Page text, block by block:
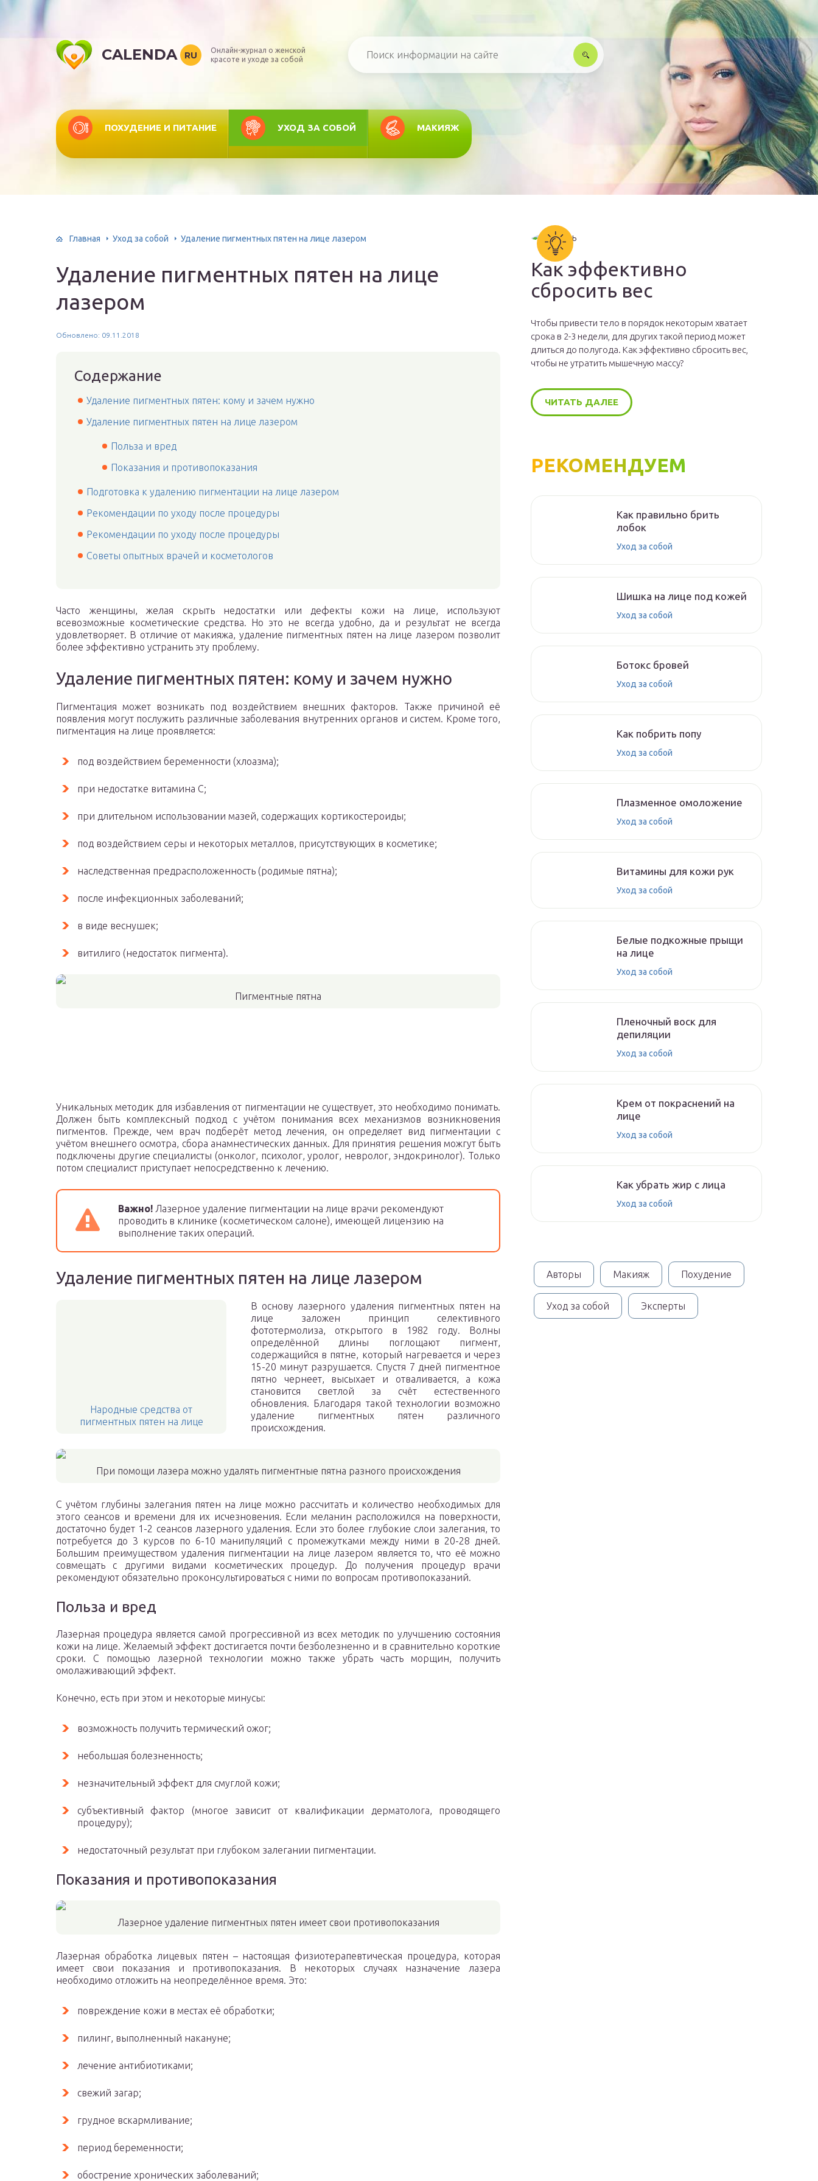
CALENDA RU
Онлайн-журнал о женской
красоте и уходе за собой
ПОХУДЕНИЕ И ПИТАНИЕ УХОД ЗА СОБОЙ МАКИЯЖ
Главная Уход за собой Удаление пигментных пятен на лице лазером
Удаление пигментных пятен на лице
лазером
Обновлено: 09.11.2018
Содержание
Удаление пигментных пятен: кому и зачем нужно
Удаление пигментных пятен на лице лазером
Польза и вред
Показания и противопоказания
Подготовка к удалению пигментации на лице лазером
Рекомендации по уходу после процедуры
Рекомендации по уходу после процедуры
Советы опытных врачей и косметологов
Часто женщины, желая скрыть недостатки или дефекты кожи на лице, используют
всевозможные косметические средства. Но это не всегда удобно, да и результат не всегда
удовлетворяет. В отличие от макияжа, удаление пигментных пятен на лице лазером позволит
более эффективно устранить эту проблему.
Удаление пигментных пятен: кому и зачем нужно
Пигментация может возникать под воздействием внешних факторов. Также причиной её
появления могут послужить различные заболевания внутренних органов и систем. Кроме того,
пигментация на лице проявляется:
под воздействием беременности (хлоазма);
при недостатке витамина С;
при длительном использовании мазей, содержащих кортикостероиды;
под воздействием серы и некоторых металлов, присутствующих в косметике;
наследственная предрасположенность (родимые пятна);
после инфекционных заболеваний;
в виде веснушек;
витилиго (недостаток пигмента).
Пигментные пятна
Уникальных методик для избавления от пигментации не существует, это необходимо понимать.
Должен быть комплексный подход с учётом понимания всех механизмов возникновения
пигментов. Прежде, чем врач подберёт метод лечения, он определяет вид пигментации с
учётом внешнего осмотра, сбора анамнестических данных. Для принятия решения можгут быть
подключены другие специалисты (онколог, психолог, уролог, невролог, эндокринолог). Только
потом специалист приступает непосредственно к лечению.
Важно! Лазерное удаление пигментации на лице врачи рекомендуют
проводить в клинике (косметическом салоне), имеющей лицензию на
выполнение таких операций.
Удаление пигментных пятен на лице лазером
Народные средства от
пигментных пятен на лице
В основу лазерного удаления пигментных пятен на
лице заложен принцип селективного
фототермолиза, открытого в 1982 году. Волны
определённой длины поглощают пигмент,
содержащийся в пятне, который нагревается и через
15-20 минут разрушается. Спустя 7 дней пигментное
пятно чернеет, высыхает и отваливается, а кожа
становится светлой за счёт естественного
обновления. Благодаря такой технологии возможно
удаление пигментных пятен различного
происхождения.
При помощи лазера можно удалять пигментные пятна разного происхождения
С учётом глубины залегания пятен на лице можно рассчитать и количество необходимых для
этого сеансов и времени для их исчезновения. Если меланин расположился на поверхности,
достаточно будет 1-2 сеансов лазерного удаления. Если это более глубокие слои залегания, то
потребуется до 3 курсов по 6-10 манипуляций с промежутками между ними в 20-28 дней.
Большим преимуществом удаления пигментации на лице лазером является то, что её можно
совмещать с другими видами косметических процедур. До получения процедур врачи
рекомендуют обязательно проконсультироваться с ними по вопросам противопоказаний.
Польза и вред
Лазерная процедура является самой прогрессивной из всех методик по улучшению состояния
кожи на лице. Желаемый эффект достигается почти безболезненно и в сравнительно короткие
сроки. С помощью лазерной технологии можно также убрать часть морщин, получить
омолаживающий эффект.
Конечно, есть при этом и некоторые минусы:
возможность получить термический ожог;
небольшая болезненность;
незначительный эффект для смуглой кожи;
субъективный фактор (многое зависит от квалификации дерматолога, проводящего
процедуру);
недостаточный результат при глубоком залегании пигментации.
Показания и противопоказания
Лазерное удаление пигментных пятен имеет свои противопоказания
Лазерная обработка лицевых пятен – настоящая физиотерапевтическая процедура, которая
имеет свои показания и противопоказания. В некоторых случаях назначение лазера
необходимо отложить на неопределённое время. Это:
повреждение кожи в местах её обработки;
пилинг, выполненный накануне;
лечение антибиотиками;
свежий загар;
грудное вскармливание;
период беременности;
обострение хронических заболеваний;
Как эффективно
сбросить вес
Чтобы привести тело в порядок некоторым хватает
срока в 2-3 недели, для других такой период может
длиться до полугода. Как эффективно сбросить вес,
чтобы не утратить мышечную массу?
ЧИТАТЬ ДАЛЕЕ
РЕКОМЕНДУЕМ
Как правильно брить
лобок
Уход за собой
Шишка на лице под кожей
Уход за собой
Ботокс бровей
Уход за собой
Как побрить попу
Уход за собой
Плазменное омоложение
Уход за собой
Витамины для кожи рук
Уход за собой
Белые подкожные прыщи
на лице
Уход за собой
Пленочный воск для
депиляции
Уход за собой
Крем от покраснений на
лице
Уход за собой
Как убрать жир с лица
Уход за собой
Авторы Макияж Похудение
Уход за собой Эксперты